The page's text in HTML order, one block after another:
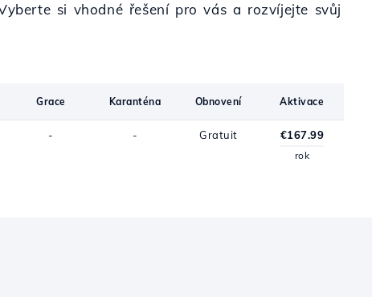
si vhodné řešení pro vás a rozvíjejte svůj
Grace Karanténa Obnovení Aktivace
- - Gratuit €167.99
rok